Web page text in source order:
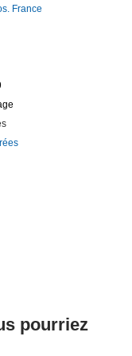
France
pourriez